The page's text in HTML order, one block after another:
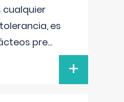
cualquier
es
pre...
+